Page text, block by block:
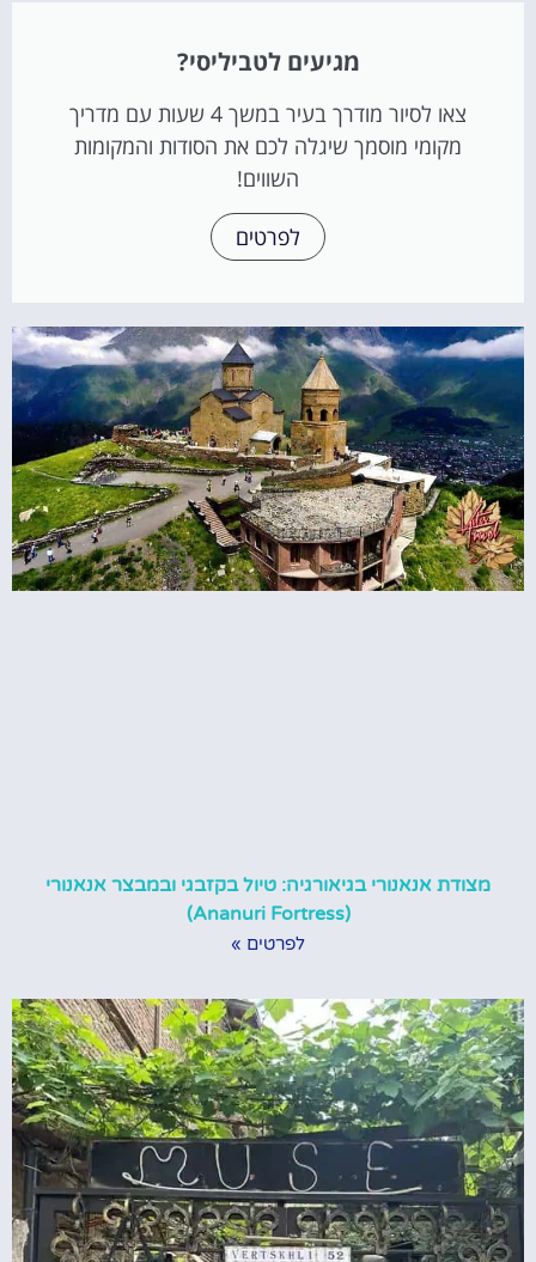
מגיעים לטביליסי?
צאו לסיור מודרך בעיר במשך 4 שעות עם מדריך
מקומי מוסמך שיגלה לכם את הסודות והמקומות
השווים!
לפרטים
מצודת אנאנורי בגיאורגיה: טיול בקזבגי ובמבצר אנאנורי
(Ananuri Fortress)
לפרטים »